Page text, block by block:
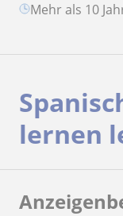
Mehr als 10
lernen